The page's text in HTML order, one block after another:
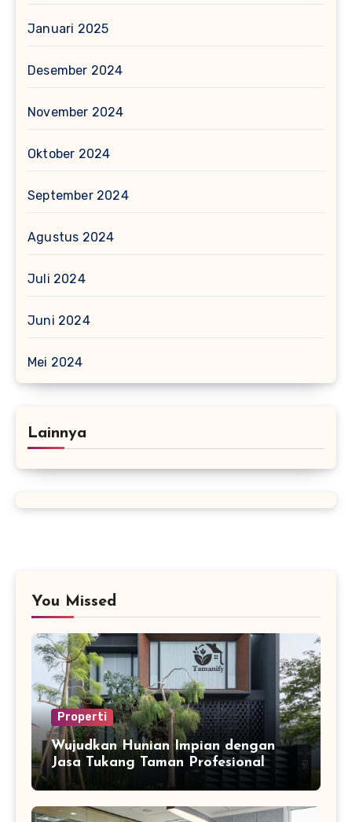
Januari 2025
Desember 2024
November 2024
Oktober 2024
September 2024
Agustus 2024
Juli 2024
Juni 2024
Mei 2024
Lainnya
You Missed
Properti
Wujudkan Hunian Impian dengan
Jasa Tukang Taman Profesional